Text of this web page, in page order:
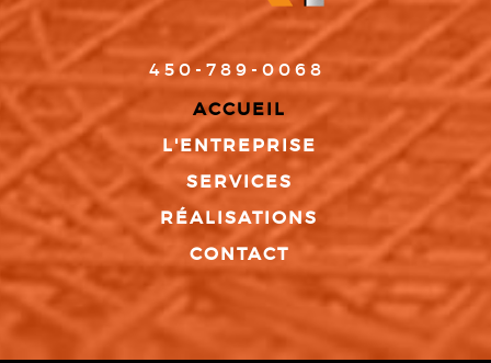
450-789-0068
ACCUEIL
L'ENTREPRISE
SERVICES
RÉALISATIONS
CONTACT